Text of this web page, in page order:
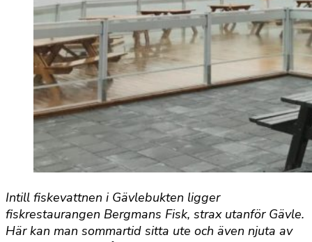
Intill fiskevattnen i Gävlebukten ligger
fiskrestaurangen Bergmans Fisk, strax utanför Gävle.
Här kan man sommartid sitta ute och även njuta av